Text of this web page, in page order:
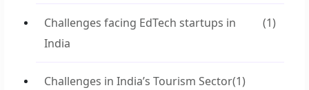
Challenges facing EdTech startups in
India
(1)
Challenges in India’s Tourism Sector(1)